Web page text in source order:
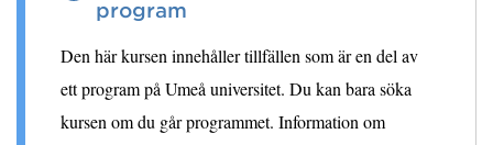
program
Den här kursen innehåller tillfällen som är en del av
ett program på Umeå universitet. Du kan bara söka
kursen om du går programmet. Information om